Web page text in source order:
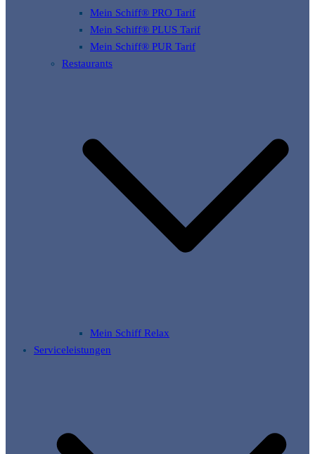
Mein Schiff® PRO Tarif
Mein Schiff® PLUS Tarif
Mein Schiff® PUR Tarif
Restaurants
Mein Schiff Relax
Serviceleistungen